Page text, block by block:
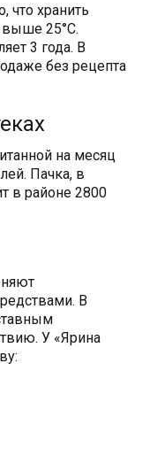
что хранить
выше 25°С.
3 года. В
без рецепта
на месяц
Пачка, в
в районе 2800
В
У «Ярина